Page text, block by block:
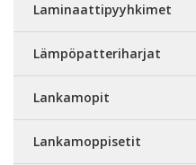
Laminaattipyyhkimet
Lämpöpatteriharjat
Lankamopit
Lankamoppisetit